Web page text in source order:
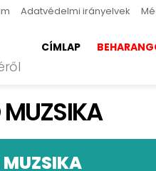
Adatvédelmi irányelvek
CÍMLAP